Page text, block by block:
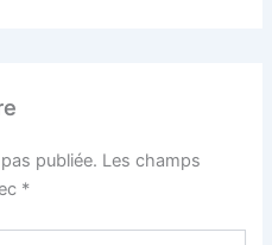
publiée. Les champs
*